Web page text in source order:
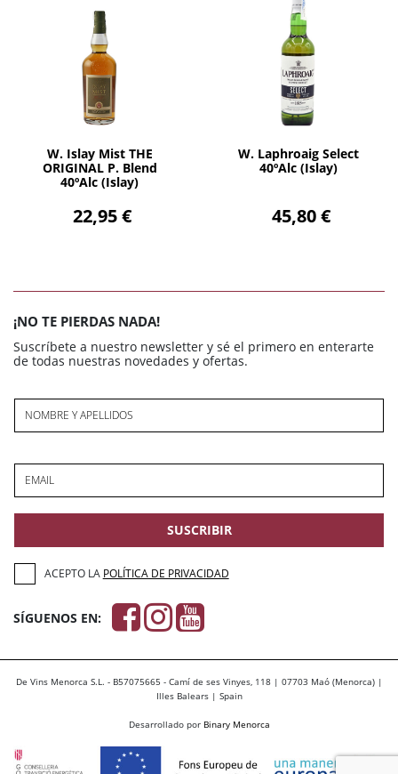
W. Islay Mist THE
ORIGINAL P. Blend
40ºAlc (Islay)
22,95 €
AÑADIR
W. Laphroaig Select
40ºAlc (Islay)
45,80 €
AÑADIR
¡NO TE PIERDAS NADA!
Suscríbete a nuestro newsletter y sé el primero en enterarte
de todas nuestras novedades y ofertas.
NOMBRE Y APELLIDOS
EMAIL
SUSCRIBIR
ACEPTO LA POLÍTICA DE PRIVACIDAD
SÍGUENOS EN:
De Vins Menorca S.L. - B57075665 - Camí de ses Vinyes, 118 | 07703 Maó (Menorca) |
Illes Balears | Spain
Desarrollado por Binary Menorca